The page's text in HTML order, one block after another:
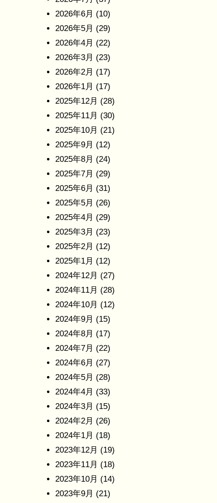
2026年6月 (10)
2026年5月 (29)
2026年4月 (22)
2026年3月 (23)
2026年2月 (17)
2026年1月 (17)
2025年12月 (28)
2025年11月 (30)
2025年10月 (21)
2025年9月 (12)
2025年8月 (24)
2025年7月 (29)
2025年6月 (31)
2025年5月 (26)
2025年4月 (29)
2025年3月 (23)
2025年2月 (12)
2025年1月 (12)
2024年12月 (27)
2024年11月 (28)
2024年10月 (12)
2024年9月 (15)
2024年8月 (17)
2024年7月 (22)
2024年6月 (27)
2024年5月 (28)
2024年4月 (33)
2024年3月 (15)
2024年2月 (26)
2024年1月 (18)
2023年12月 (19)
2023年11月 (18)
2023年10月 (14)
2023年9月 (21)